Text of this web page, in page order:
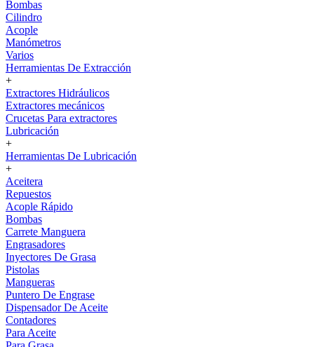
Bombas
Cilindro
Acople
Manómetros
Varios
Herramientas De Extracción
+
Extractores Hidráulicos
Extractores mecánicos
Crucetas Para extractores
Lubricación
+
Herramientas De Lubricación
+
Aceitera
Repuestos
Acople Rápido
Bombas
Carrete Manguera
Engrasadores
Inyectores De Grasa
Pistolas
Mangueras
Puntero De Engrase
Dispensador De Aceite
Contadores
Para Aceite